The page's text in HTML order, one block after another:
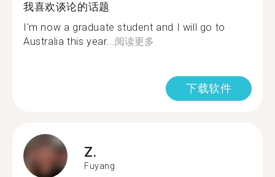
我喜欢谈论的话题
I'm now a graduate student and I will go to
Australia this year...阅读更多
下载软件
Z.
Fuyang